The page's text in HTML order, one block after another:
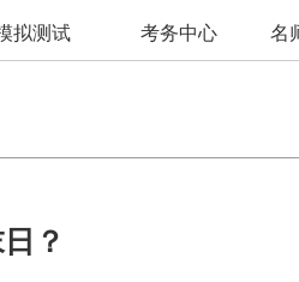
拟测试 考务中心 名
？